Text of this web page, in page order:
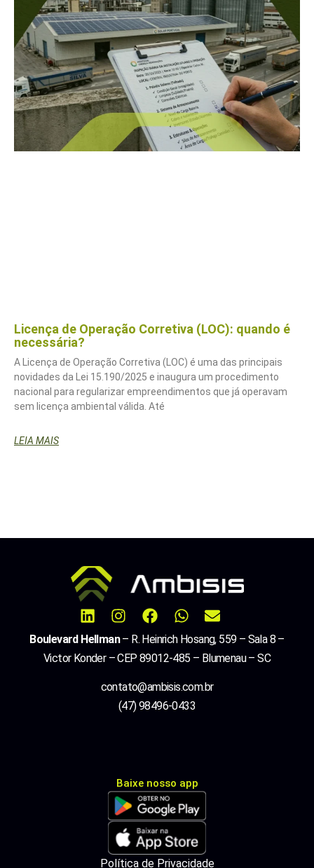
Licença de Operação Corretiva (LOC): quando é
necessária?
A Licença de Operação Corretiva (LOC) é uma das principais
novidades da Lei 15.190/2025 e inaugura um procedimento
nacional para regularizar empreendimentos que já operavam
sem licença ambiental válida. Até
LEIA MAIS
Boulevard Hellman– R. Heinrich Hosang, 559 – Sala 8 –
Victor Konder – CEP 89012-485 – Blumenau – SC
contato@ambisis.com.br
(47) 98496-0433
Baixe nosso app
Política de Privacidade